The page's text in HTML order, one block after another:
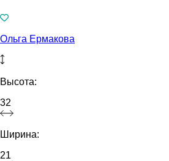
Ольга Ермакова
Высота:
32
Ширина:
21